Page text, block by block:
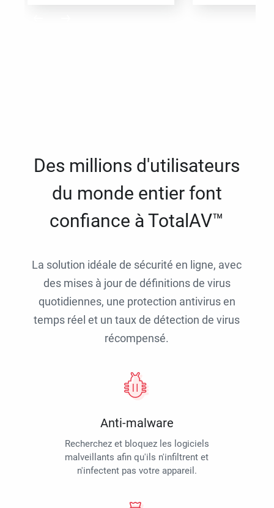
Des millions d'utilisateurs
du monde entier font
confiance à TotalAV™
La solution idéale de sécurité en ligne, avec
des mises à jour de définitions de virus
quotidiennes, une protection antivirus en
temps réel et un taux de détection de virus
récompensé.
Anti-malware
Recherchez et bloquez les logiciels
malveillants afin qu'ils n'infiltrent et
n'infectent pas votre appareil.